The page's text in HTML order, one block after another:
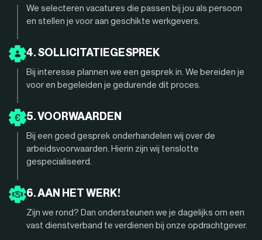
We selecteren vacatures die passen bij jou als persoon
en stellen je voor aan geschikte werkgevers.
4. SOLLICITATIEGESPREK
Bij interesse plannen we een gesprek in. We bereiden je
voor en begeleiden je gedurende dit proces.
5. VOORWAARDEN
Bij een goed gesprek onderhandelen wij over de
arbeidsvoorwaarden. Hierin zijn wij tenslotte
gespecialiseerd.
6. AAN HET WERK!
Zijn we rond? Dan ondersteunen we je dagelijks om een
vast dienstverband te verdienen bij onze opdrachtgever.